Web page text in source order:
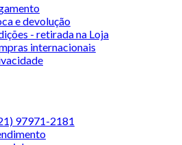
e devolução
- retirada na Loja
internacionais
97971-2181